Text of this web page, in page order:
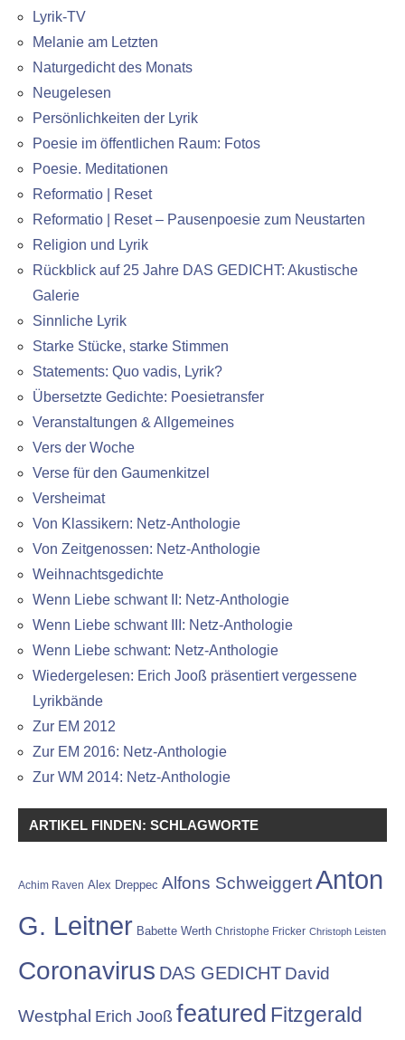
Lyrik-TV
Melanie am Letzten
Naturgedicht des Monats
Neugelesen
Persönlichkeiten der Lyrik
Poesie im öffentlichen Raum: Fotos
Poesie. Meditationen
Reformatio | Reset
Reformatio | Reset – Pausenpoesie zum Neustarten
Religion und Lyrik
Rückblick auf 25 Jahre DAS GEDICHT: Akustische
Galerie
Sinnliche Lyrik
Starke Stücke, starke Stimmen
Statements: Quo vadis, Lyrik?
Übersetzte Gedichte: Poesietransfer
Veranstaltungen & Allgemeines
Vers der Woche
Verse für den Gaumenkitzel
Versheimat
Von Klassikern: Netz-Anthologie
Von Zeitgenossen: Netz-Anthologie
Weihnachtsgedichte
Wenn Liebe schwant II: Netz-Anthologie
Wenn Liebe schwant III: Netz-Anthologie
Wenn Liebe schwant: Netz-Anthologie
Wiedergelesen: Erich Jooß präsentiert vergessene
Lyrikbände
Zur EM 2012
Zur EM 2016: Netz-Anthologie
Zur WM 2014: Netz-Anthologie
ARTIKEL FINDEN: SCHLAGWORTE
Achim Raven Alex Dreppec Alfons SchweiggertAnton
G. Leitner Babette Werth Christophe Fricker Christoph Leisten
Coronavirus DAS GEDICHT David
Westphal Erich Jooß featured Fitzgerald